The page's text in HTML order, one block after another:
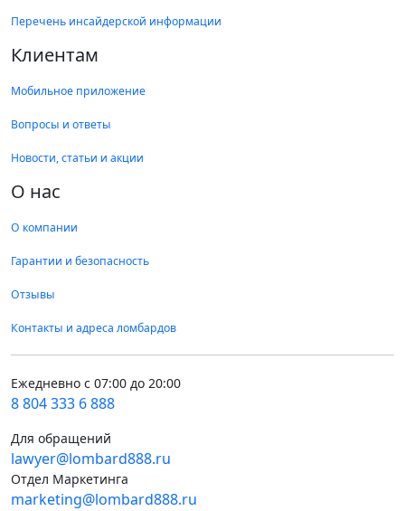
Перечень инсайдерской информации
Клиентам
Мобильное приложение
Вопросы и ответы
Новости, статьи и акции
О нас
О компании
Гарантии и безопасность
Отзывы
Контакты и адреса ломбардов
Ежедневно с 07:00 до 20:00
8 804 333 6 888
Для обращений
lawyer@lombard888.ru
Отдел Маркетинга
marketing@lombard888.ru